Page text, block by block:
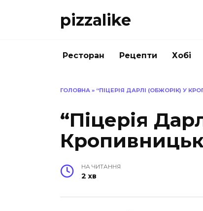
pizzalike
Ресторан Рецепти Хобі
ГОЛОВНА » “ПІЦЕРІЯ ДАРЛІ (ОБЖОРІК) У
“Піцерія
НА ЧИТАННЯ
2 хв